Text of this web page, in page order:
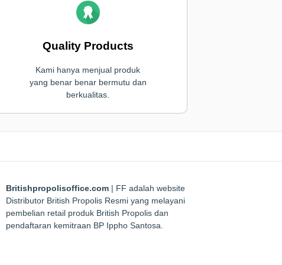
Quality Products
Kami hanya menjual produk
yang benar benar bermutu dan
berkualitas.
Britishpropolisoffice.com| FF adalah website
Distributor British Propolis Resmi yang melayani
pembelian retail produk British Propolis dan
pendaftaran kemitraan BP Ippho Santosa.